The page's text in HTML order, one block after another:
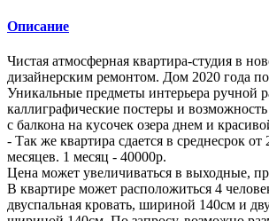
Описание
Чистая атмосферная квартира-студия в
дизайнерским ремонтом. Дом 2020 года
Уникальные предметы интерьера ручной
каллиграфические постеры и
с балкона на кусочек озера днем и
- Так же квартира сдается в среднесрок от
месяцев. 1 месяц - 40000р.
Цена может увеличиваться в выходные,
В квартире может расположиться 4
двуспальная кровать, шириной 140см и